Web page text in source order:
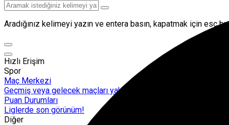
Aradığınız kelimeyi yazın ve entera basın, kapatmak için esc
Hızlı Erişim
Spor
Maç Merkezi
Geçmiş veya gelecek maçları yakından takip edebilirsiniz.
Puan Durumları
Liglerde son görünüm!
Diğer